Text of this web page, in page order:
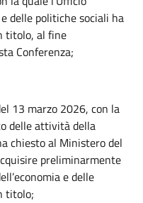
delle politiche sociali ha
titolo, al fine
Conferenza;
13 marzo 2026, con la
delle attività della
chiesto al Ministero del
preliminarmente
e delle
titolo;